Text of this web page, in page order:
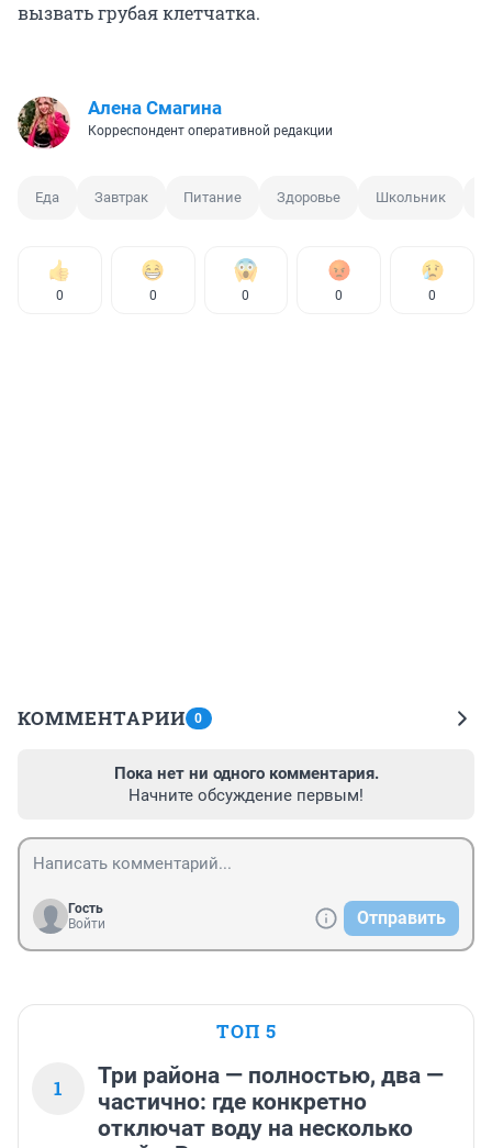
вызвать грубая клетчатка.
Алена Смагина
Корреспондент оперативной редакции
Еда Завтрак Питание Здоровье Школьник
0 0 0 0 0
КОММЕНТАРИИ 0
Пока нет ни одного комментария.
Начните обсуждение первым!
Гость
Войти
Отправить
ТОП 5
1
Три района — полностью, два —
частично: где конкретно
отключат воду на несколько